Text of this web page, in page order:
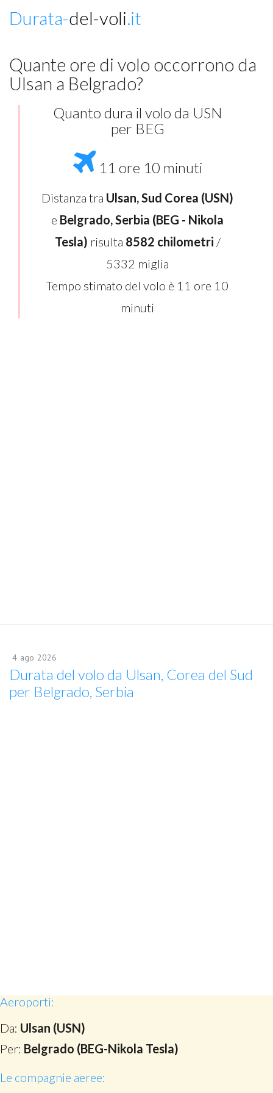
Durata-del-voli.it
Quante ore di volo occorrono da
Ulsan a Belgrado?
Quanto dura il volo da USN
per BEG
11 ore 10 minuti
Distanza tra Ulsan, Sud Corea (USN)
e Belgrado, Serbia (BEG - Nikola
Tesla) risulta 8582 chilometri /
5332 miglia
Tempo stimato del volo è 11 ore 10
minuti
4 ago 2026
Durata del volo da Ulsan, Corea del Sud
per Belgrado, Serbia
Aeroporti:
Da: Ulsan (USN)
Per: Belgrado (BEG-Nikola Tesla)
Le compagnie aeree: